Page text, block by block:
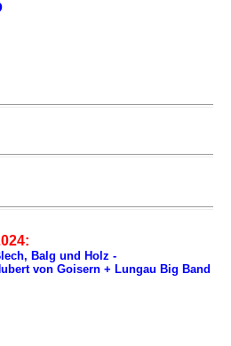
Balg und Holz -
von Goisern + Lungau Big Band